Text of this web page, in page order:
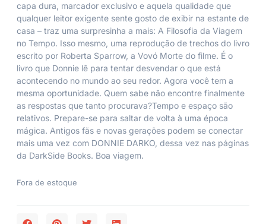
capa dura, marcador exclusivo e aquela qualidade que
qualquer leitor exigente sente gosto de exibir na estante de
casa – traz uma surpresinha a mais: A Filosofia da Viagem
no Tempo. Isso mesmo, uma reprodução de trechos do livro
escrito por Roberta Sparrow, a Vovó Morte do filme. É o
livro que Donnie lê para tentar desvendar o que está
acontecendo no mundo ao seu redor. Agora você tem a
mesma oportunidade. Quem sabe não encontre finalmente
as respostas que tanto procurava?Tempo e espaço são
relativos. Prepare-se para saltar de volta à uma época
mágica. Antigos fãs e novas gerações podem se conectar
mais uma vez com DONNIE DARKO, dessa vez nas páginas
da DarkSide Books. Boa viagem.
Fora de estoque